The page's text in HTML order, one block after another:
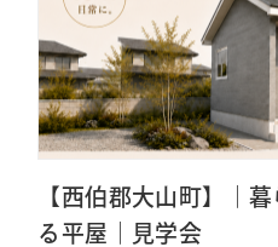
【西伯郡大山町】｜
る平屋｜見学会